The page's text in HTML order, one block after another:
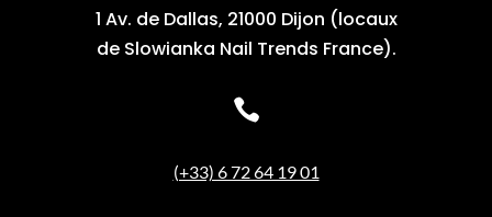
1 Av. de Dallas, 21000 Dijon (locaux
de Slowianka Nail Trends France).

(+33) 6 72 64 19 01